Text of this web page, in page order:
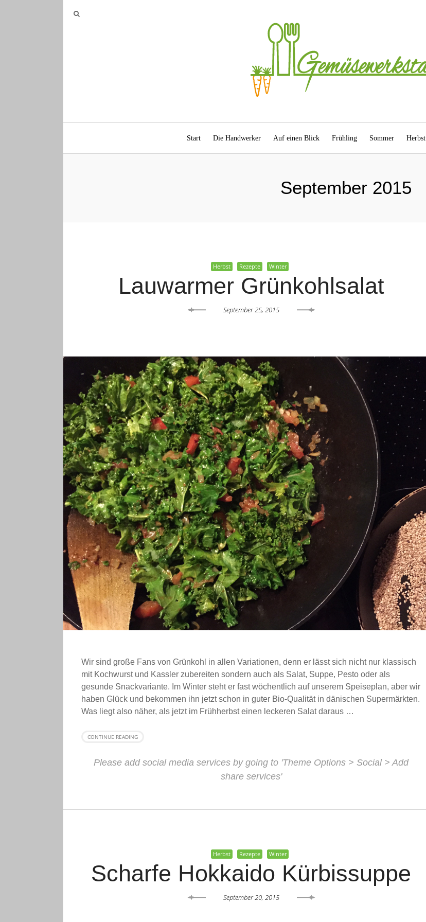
Start Die Handwerker Auf einen Blick Frühling Sommer Herbst
September 2015
Herbst Rezepte Winter
Lauwarmer Grünkohlsalat
September 25, 2015
Wir sind große Fans von Grünkohl in allen Variationen, denn er lässt sich nicht nur klassisch
mit Kochwurst und Kassler zubereiten sondern auch als Salat, Suppe, Pesto oder als
gesunde Snackvariante. Im Winter steht er fast wöchentlich auf unserem Speiseplan, aber wir
haben Glück und bekommen ihn jetzt schon in guter Bio-Qualität in dänischen Supermärkten.
Was liegt also näher, als jetzt im Frühherbst einen leckeren Salat daraus …
CONTINUE READING
Please add social media services by going to 'Theme Options > Social > Add
share services'
Herbst Rezepte Winter
Scharfe Hokkaido Kürbissuppe
September 20, 2015